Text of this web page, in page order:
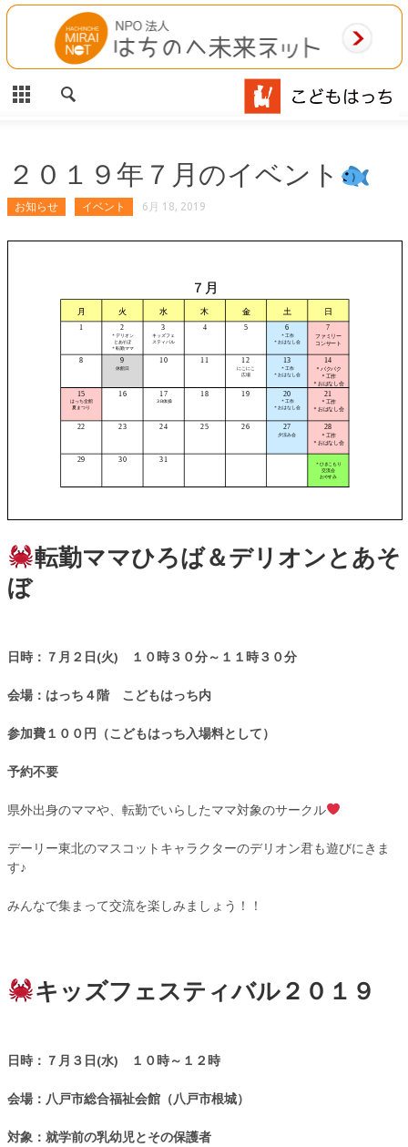
CLOSE
HOME
相談事業
２０１９年７月のイベント
お知らせ イベント 6月 18, 2019
転勤ママひろば＆デリオンとあそ
ぼ
日時：７月２日(火) １０時３０分～１１時３０分
会場：はっち４階 こどもはっち内
参加費１００円（こどもはっち入場料として）
予約不要
県外出身のママや、転勤でいらしたママ対象のサークル
デーリー東北のマスコットキャラクターのデリオン君も遊びにきま
す♪
みんなで集まって交流を楽しみましょう！！
キッズフェスティバル２０１９
日時：７月３日(水) １０時～１２時
会場：八戸市総合福祉会館（八戸市根城）
対象：就学前の乳幼児とその保護者